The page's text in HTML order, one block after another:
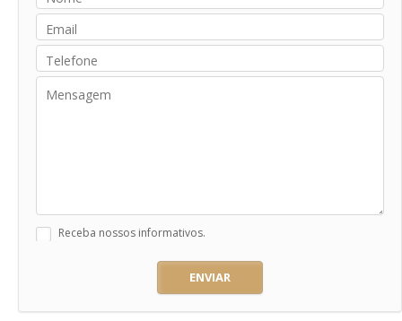
Receba nossos informativos.
ENVIAR